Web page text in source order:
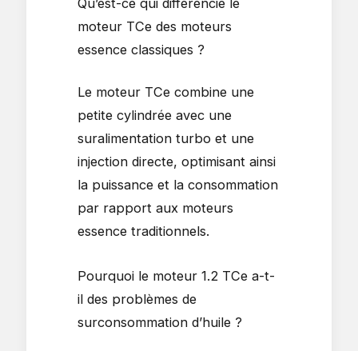
moteur TCe des moteurs
essence classiques ?
Le moteur TCe combine une
petite cylindrée avec une
suralimentation turbo et une
injection directe, optimisant ainsi
la puissance et la consommation
par rapport aux moteurs
essence traditionnels.
Pourquoi le moteur 1.2 TCe a-t-
il des problèmes de
surconsommation d’huile ?